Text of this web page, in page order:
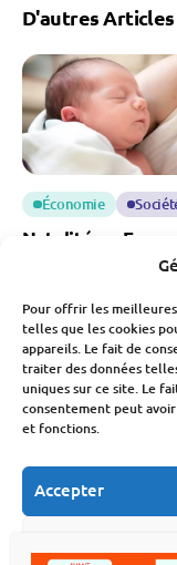
Pour offrir les
telles que les cookies
appareils. Le fait de
traiter des données
uniques sur ce site. Le
consentement peut
et fonctions.
Accepter
D'autres Articles
Économie
Natalité en France
chute des
économie
Fabien Monvoisin
7 Août 2026